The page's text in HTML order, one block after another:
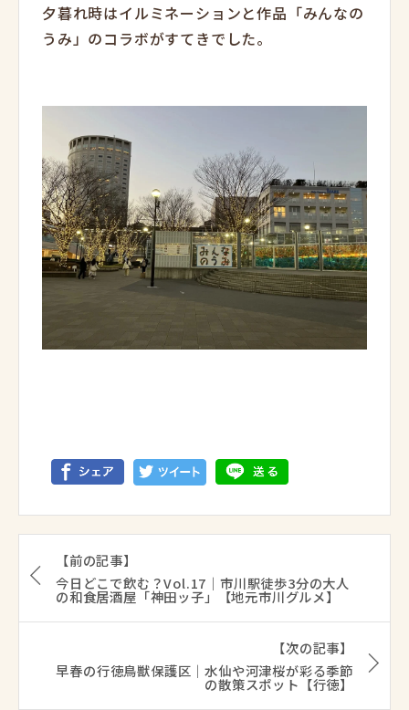
夕暮れ時はイルミネーションと作品「みんなの
うみ」のコラボがすてきでした。
【前の記事】
今日どこで飲む？Vol.17｜市川駅徒歩3分の大人
の和食居酒屋「神田ッ子」【地元市川グルメ】
【次の記事】
早春の行徳鳥獣保護区｜水仙や河津桜が彩る季節
の散策スポット【行徳】